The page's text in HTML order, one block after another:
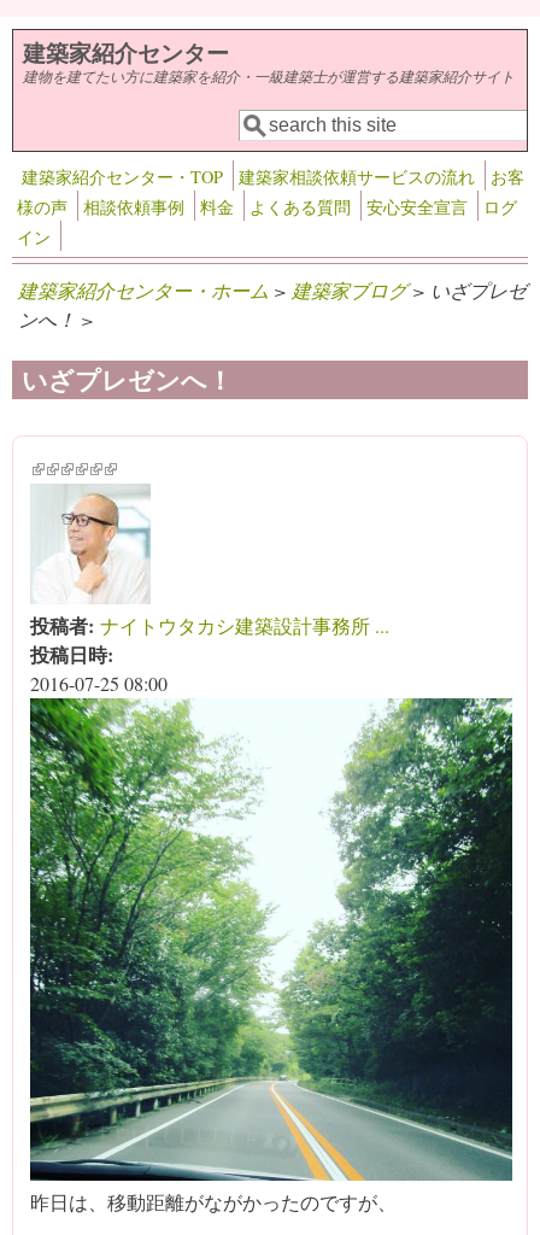
メインコンテンツに移動
建築家紹介センター
建物を建てたい方に建築家を紹介・一級建築士が運営する建築家紹介サイト
検索フォーム
検索
建築家紹介センター・TOP 建築家相談依頼サービスの流れ
お客
様の声
相談依頼事例 料金 よくある質問 安心安全宣言
ログ
イン
建築家紹介センター・ホーム > 建築家ブログ> いざプレゼ
ンへ！ >
いざプレゼンへ！
(link is external)
(link is external)
(link is external)
(link is external)
(link is external)
(link is external)
投稿者: ナイトウタカシ建築設計事務所 ...
投稿日時:
2016-07-25 08:00
昨日は、移動距離がながかったのですが、